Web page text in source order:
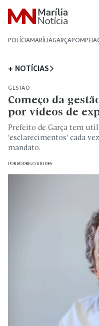
POLÍCIAMARÍLIAGARÇAPOMPEIA
+ NOTÍCIAS
GESTÃO
Começo da
por vídeos de
Prefeito de Garça tem
'esclarecimentos' cada
mandato.
POR RODRIGO VIUDES